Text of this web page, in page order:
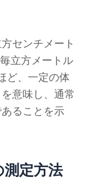
センチメート
立方メートル
ど、一定の体
意味し、通常
ることを示
定方法